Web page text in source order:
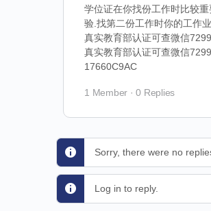
学位证在你找份工作时比较
验.找第二份工作时你的工作
真实教育部认证可查微信
真实教育部认证可查微信
17660C9AC
1 Member · 0 Replies
Sorry, there were no
Log in to reply.